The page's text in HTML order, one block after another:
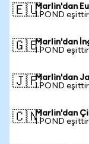
🇪🇺Marlin'dan
1 POND
🇬🇧Marlin'dan
1 POND
🇯🇵Marlin'dan
1 POND eşittir
🇨🇳Marlin'dan
1 POND